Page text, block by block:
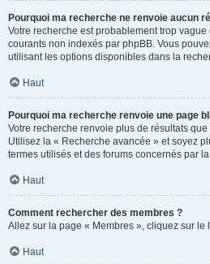
Pourquoi ma recherche ne renvoie aucun
Votre recherche est probablement trop
courants non indexés par phpBB. Vous
utilisant les options disponibles dans la
Haut
Pourquoi ma recherche renvoie une page
Votre recherche renvoie plus de résultats
Utilisez la « Recherche avancée » et soyez
termes utilisés et des forums concernés par
Haut
Comment rechercher des membres ?
Allez sur la page « Membres », cliquez sur
Haut